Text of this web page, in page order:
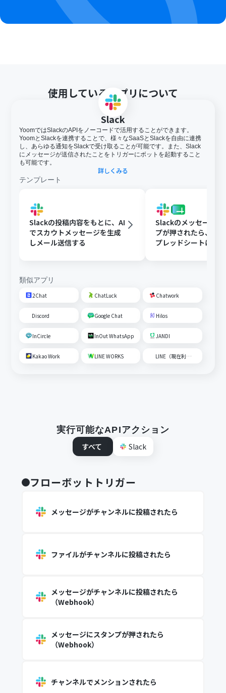
使用しているアプリについて
Slack
YoomではSlackのAPIをノーコードで活用することができます。
YoomとSlackを連携することで、様々なSaaSとSlackを自由に連携
し、あらゆる通知をSlackで受け取ることが可能です。また、Slack
にメッセージが送信されたことをトリガーにボットを起動すること
も可能です。
詳しくみる
テンプレート
Slackの投稿内容をもとに、AI
でスカウトメッセージを生成
しメール送信する
Slackのメッセージに
プが押されたら、
プレッドシートにメ
類似アプリ
2Chat ChatLuck Chatwork
Discord Google Chat Hilos
InCircle InOut WhatsApp JANDI
Kakao Work LINE WORKS LINE（現在利用不可）
実行可能なAPIアクション
すべて
Slack
フローボットトリガー
メッセージがチャンネルに投稿されたら
ファイルがチャンネルに投稿されたら
メッセージがチャンネルに投稿されたら
（Webhook）
メッセージにスタンプが押されたら
（Webhook）
チャンネルでメンションされたら